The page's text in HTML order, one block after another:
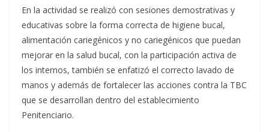
En la actividad se realizó con sesiones demostrativas y
educativas sobre la forma correcta de higiene bucal,
alimentación cariegénicos y no cariegénicos que puedan
mejorar en la salud bucal, con la participación activa de
los internos, también se enfatizó el correcto lavado de
manos y además de fortalecer las acciones contra la TBC
que se desarrollan dentro del establecimiento
Penitenciario.